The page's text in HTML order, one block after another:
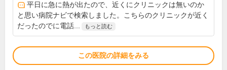
平日に急に熱が出たので、近くにクリニックは無いのか
と思い病院ナビで検索しました。こちらのクリニックが近く
だったのでに電話...
もっと読む
この医院の詳細をみる